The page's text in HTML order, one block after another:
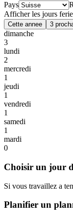
Pays
Afficher les jours
Cette annee 3
dimanche
3
lundi
2
mercredi
1
jeudi
1
vendredi
1
samedi
1
mardi
0
Choisir un jour
Si vous travaillez a
Planifier un